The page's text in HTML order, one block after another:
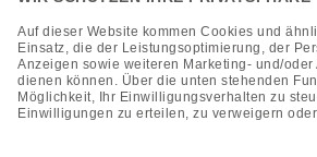
Vertrag widerrufen
KONTAKT